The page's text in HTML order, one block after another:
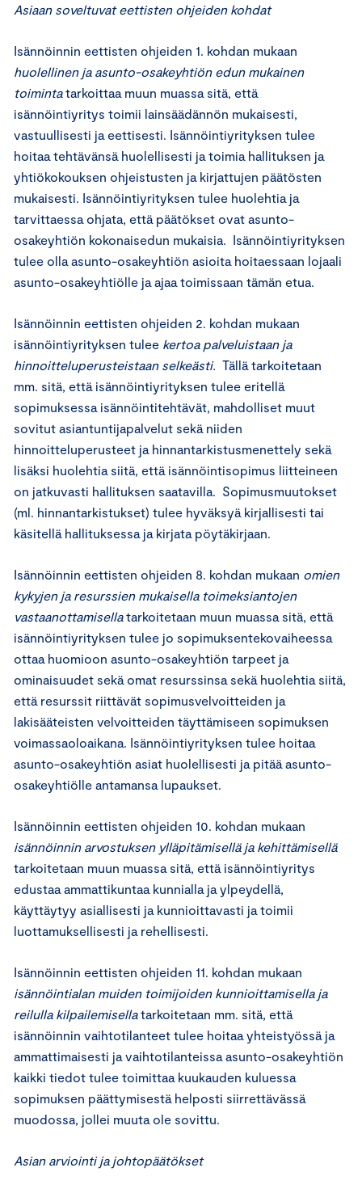
Asiaan soveltuvat eettisten ohjeiden kohdat
Isännöinnin eettisten ohjeiden 1. kohdan mukaan
huolellinen ja asunto-osakeyhtiön edun mukainen
toimintatarkoittaa muun muassa sitä, että
isännöintiyritys toimii lainsäädännön mukaisesti,
vastuullisesti ja eettisesti. Isännöintiyrityksen tulee
hoitaa tehtävänsä huolellisesti ja toimia hallituksen ja
yhtiökokouksen ohjeistusten ja kirjattujen päätösten
mukaisesti. Isännöintiyrityksen tulee huolehtia ja
tarvittaessa ohjata, että päätökset ovat asunto-
osakeyhtiön kokonaisedun mukaisia. Isännöintiyrityksen
tulee olla asunto-osakeyhtiön asioita hoitaessaan lojaali
asunto-osakeyhtiölle ja ajaa toimissaan tämän etua.
Isännöinnin eettisten ohjeiden 2. kohdan mukaan
isännöintiyrityksen tulee kertoa palveluistaan ja
hinnoitteluperusteistaan selkeästi. Tällä tarkoitetaan
mm. sitä, että isännöintiyrityksen tulee eritellä
sopimuksessa isännöintitehtävät, mahdolliset muut
sovitut asiantuntijapalvelut sekä niiden
hinnoitteluperusteet ja hinnantarkistusmenettely sekä
lisäksi huolehtia siitä, että isännöintisopimus liitteineen
on jatkuvasti hallituksen saatavilla. Sopimusmuutokset
(ml. hinnantarkistukset) tulee hyväksyä kirjallisesti tai
käsitellä hallituksessa ja kirjata pöytäkirjaan.
Isännöinnin eettisten ohjeiden 8. kohdan mukaan omien
kykyjen ja resurssien mukaisella toimeksiantojen
vastaanottamisellatarkoitetaan muun muassa sitä, että
isännöintiyrityksen tulee jo sopimuksentekovaiheessa
ottaa huomioon asunto-osakeyhtiön tarpeet ja
ominaisuudet sekä omat resurssinsa sekä huolehtia siitä,
että resurssit riittävät sopimusvelvoitteiden ja
lakisääteisten velvoitteiden täyttämiseen sopimuksen
voimassaoloaikana. Isännöintiyrityksen tulee hoitaa
asunto-osakeyhtiön asiat huolellisesti ja pitää asunto-
osakeyhtiölle antamansa lupaukset.
Isännöinnin eettisten ohjeiden 10. kohdan mukaan
isännöinnin arvostuksen ylläpitämisellä ja kehittämisellä
tarkoitetaan muun muassa sitä, että isännöintiyritys
edustaa ammattikuntaa kunnialla ja ylpeydellä,
käyttäytyy asiallisesti ja kunnioittavasti ja toimii
luottamuksellisesti ja rehellisesti.
Isännöinnin eettisten ohjeiden 11. kohdan mukaan
isännöintialan muiden toimijoiden kunnioittamisella ja
reilulla kilpailemisellatarkoitetaan mm. sitä, että
isännöinnin vaihtotilanteet tulee hoitaa yhteistyössä ja
ammattimaisesti ja vaihtotilanteissa asunto-osakeyhtiön
kaikki tiedot tulee toimittaa kuukauden kuluessa
sopimuksen päättymisestä helposti siirrettävässä
muodossa, jollei muuta ole sovittu.
Asian arviointi ja johtopäätökset